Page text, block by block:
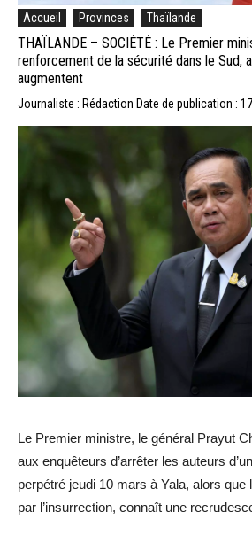
Accueil Provinces Thaïlande
THAÏLANDE – SOCIÉTÉ : Le Premier
renforcement de la sécurité dans le Sud,
augmentent
Journaliste : Rédaction Date de publication :
Le Premier ministre, le général Prayut
aux enquêteurs d’arrêter les auteurs
perpétré jeudi 10 mars à Yala, alors
par l’insurrection, connaît une